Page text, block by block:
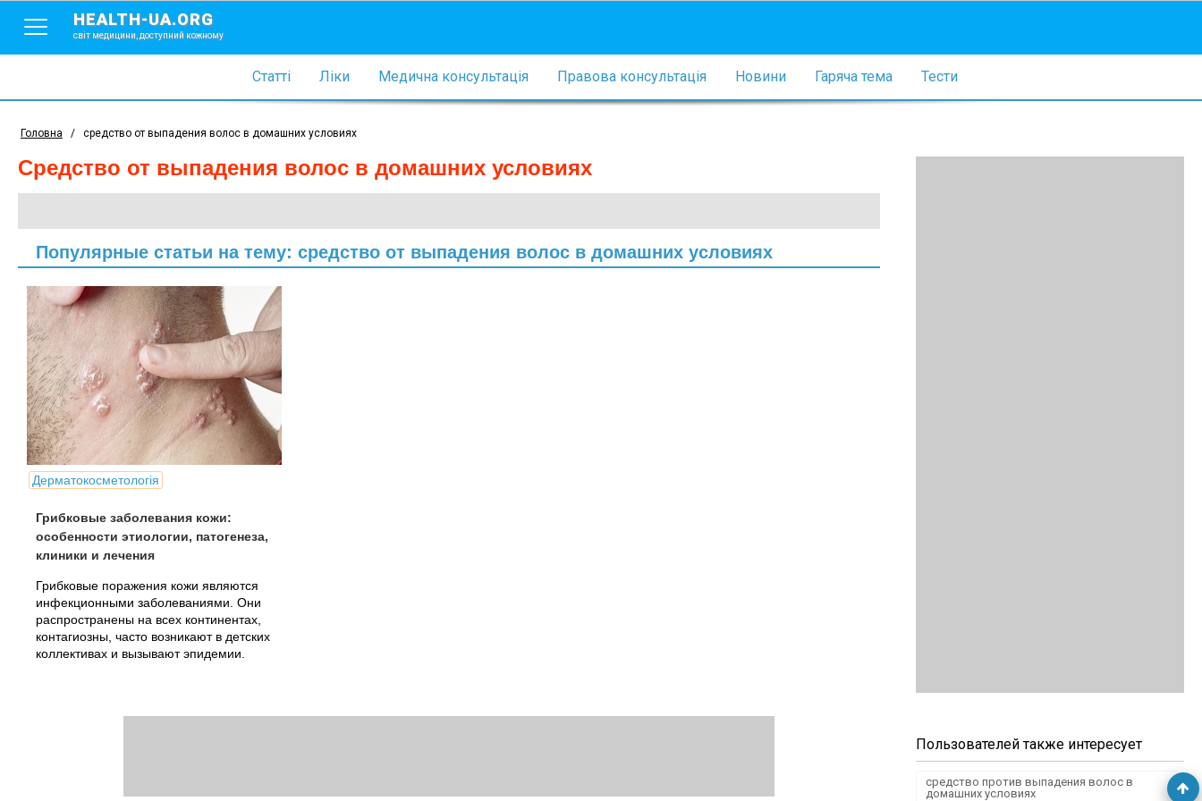
HEALTH-UA.ORG
світ медицини, доступний кожному
Статті Ліки Медична консультація Правова консультація Новини Гаряча тема Тести
Головна / средство от выпадения волос в домашних условиях
средство от выпадения волос в домашних условиях
Популярные статьи на тему: средство от выпадения волос в домашних условиях
Дерматокосметологія
Грибковые заболевания кожи:
особенности этиологии, патогенеза,
клиники и лечения
Грибковые поражения кожи являются
инфекционными заболеваниями. Они
распространены на всех континентах,
контагиозны, часто возникают в детских
коллективах и вызывают эпидемии.
Пользователей также интересует
средство против выпадения волос в
домашних условиях